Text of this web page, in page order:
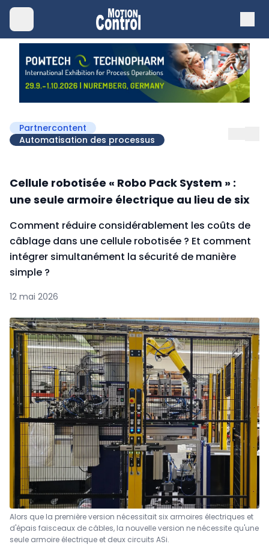
Partnercontent
Automatisation des processus
Cellule robotisée « Robo Pack System » :
une seule armoire électrique au lieu de six
Comment réduire considérablement les coûts de
câblage dans une cellule robotisée ? Et comment
intégrer simultanément la sécurité de manière
simple ?
12 mai 2026
Alors que la première version nécessitait six armoires électriques et
d'épais faisceaux de câbles, la nouvelle version ne nécessite qu'une
seule armoire électrique et deux circuits ASi.